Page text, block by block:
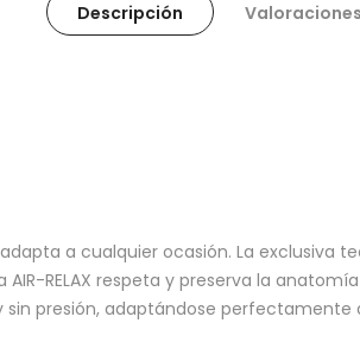
Descripción
a cualquier ocasión. La exclusiva
RELAX respeta y preserva la
presión, adaptándose perfectamente